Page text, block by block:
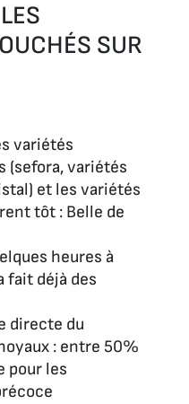
SUR
variétés
(sefora, variétés
et les variétés
tôt : Belle de
heures à
fait déjà des
directe du
: entre 50%
pour les